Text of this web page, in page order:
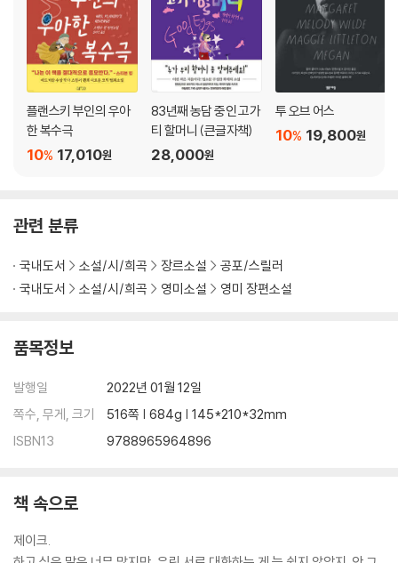
플랜스키 부인의 우아
한 복수극
17,010원
10%
83년째 농담 중인 고가
티 할머니 (큰글자책)
28,000원
투 오브 어스
19,800원
10%
관련 분류
국내도서 소설/시/희곡 장르소설
공포/스릴러
국내도서
소설/시/희곡 영미소설 영미 장편소설
품목정보
발행일
2022년 01월 12일
쪽수, 무게, 크기
516쪽 | 684g | 145*210*32mm
ISBN13
9788965964896
책 속으로
제이크.